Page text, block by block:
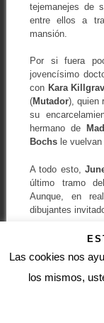
tejemanejes de
entre ellos a
mansión.
Por si fuera
jovencísimo
con Kara
(Mutador), quien
su
hermano de
Bochsle vuelvan
A todo esto,
último tramo
Aunque, en
dibujantes
Uno de ellos es
una historia en
ficción sobre
gente en árboles
Las cookies nos
los mismos,